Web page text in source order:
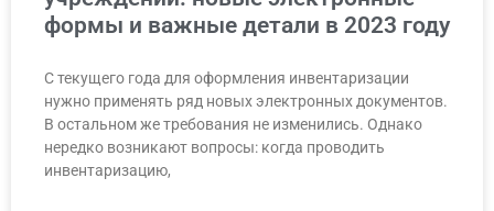
формы и важные детали в 2023 году
С текущего года для оформления инвентаризации
нужно применять ряд новых электронных документов.
В остальном же требования не изменились. Однако
нередко возникают вопросы: когда проводить
инвентаризацию,